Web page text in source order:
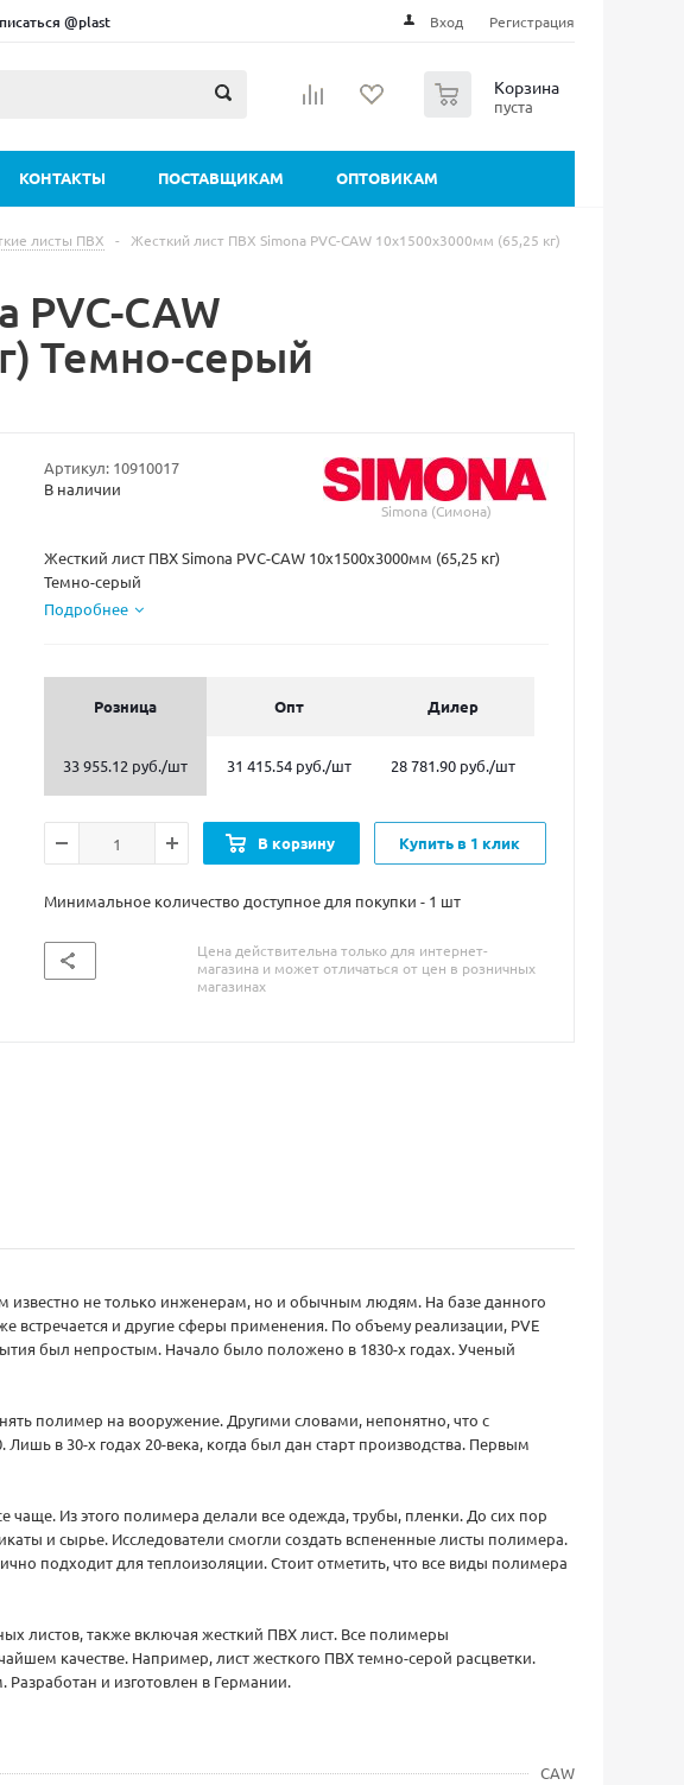
@plast Вход Регистрация
Корзина
пуста
КОНТАКТЫ ПОСТАВЩИКАМ ОПТОВИКАМ
листы ПВХ -
Жесткий лист ПВХ Simona PVC-CAW 10х1500х3000мм (65,25 кг)
PVC-CAW
Темно-серый
Артикул: 10910017
В наличии
Simona (Симона)
Жесткий лист ПВХ Simona PVC-CAW 10х1500х3000мм (65,25 кг)
Темно-серый
Подробнее
Розница Опт Дилер
33 955.12 руб./шт 31 415.54 руб./шт 28 781.90 руб./шт
В корзину Купить в 1 клик
Минимальное количество доступное для покупки - 1 шт
Цена действительна только для интернет-
магазина и может отличаться от цен в розничных
магазинах
не только инженерам, но и обычным людям. На базе данного
встречается и другие сферы применения. По объему реализации, PVE
был непростым. Начало было положено в 1830-х годах. Ученый
полимер на вооружение. Другими словами, непонятно, что с
в 30-х годах 20-века, когда был дан старт производства. Первым
чаще. Из этого полимера делали все одежда, трубы, пленки. До сих пор
и сырье. Исследователи смогли создать вспененные листы полимера.
подходит для теплоизоляции. Стоит отметить, что все виды полимера
листов, также включая жесткий ПВХ лист. Все полимеры
качестве. Например, лист жесткого ПВХ темно-серой расцветки.
и изготовлен в Германии.
CAW